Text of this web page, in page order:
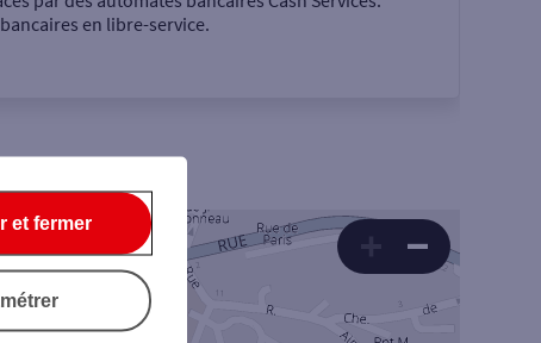
€
en libre-service.
et fermer